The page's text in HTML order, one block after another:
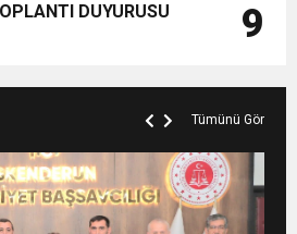
DUYURUSU 9
Tümünü Gör